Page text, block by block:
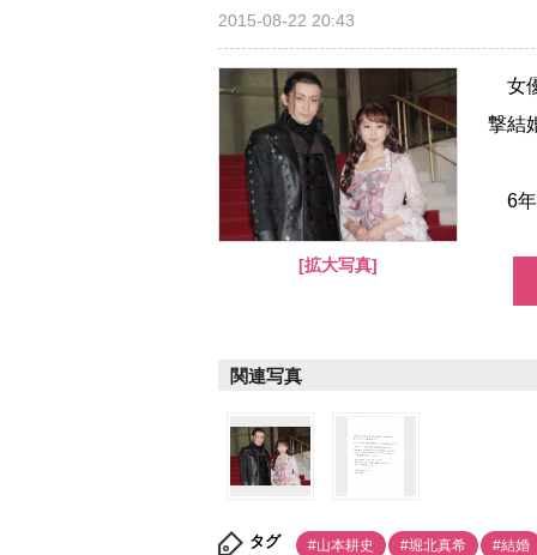
2015-08-22 20:43
[拡大写真]
女
撃結
6年
関連写真
タグ #山本耕史 #堀北真希 #結婚